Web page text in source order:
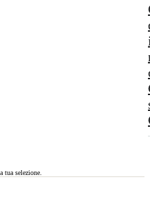
tua selezione.